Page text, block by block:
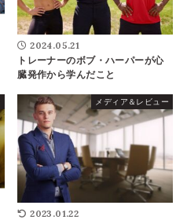
2024.05.21
トレーナーのボブ・ハーパーが心
臓発作から学んだこと
メディア＆レビュー
2023.01.22